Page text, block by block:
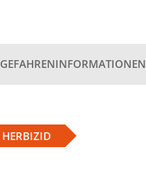
GEFAHRENINFORMATIONEN
HERBIZID